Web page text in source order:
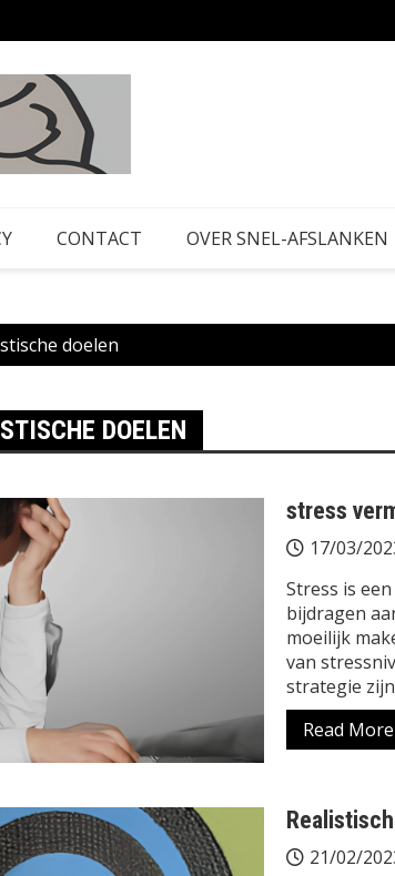
CONTACT OVER SNEL-AFSLANKEN
doelen
DOELEN
stress
17/03/
Stress is
bijdragen
moeilijk
van
strategie
Read More
21/02/